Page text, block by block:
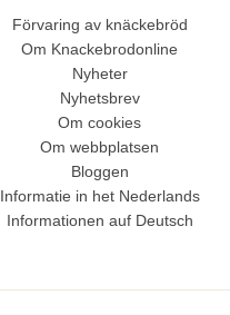
Förvaring av knäckebröd
Om Knackebrodonline
Nyheter
Nyhetsbrev
Om cookies
Om webbplatsen
Bloggen
Informatie in het Nederlands
Informationen auf Deutsch